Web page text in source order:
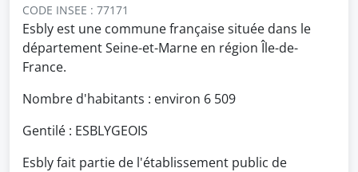
CODE INSEE : 77171
Esbly est une commune française située dans le
département Seine-et-Marne en région Île-de-
France.
Nombre d'habitants : environ 6 509
Gentilé : ESBLYGEOIS
Esbly fait partie de l'établissement public de